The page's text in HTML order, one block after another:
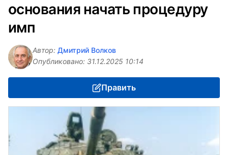
основания начать процедуру
имп
Автор: Дмитрий Волков
Опубликовано: 31.12.2025 10:14
Править